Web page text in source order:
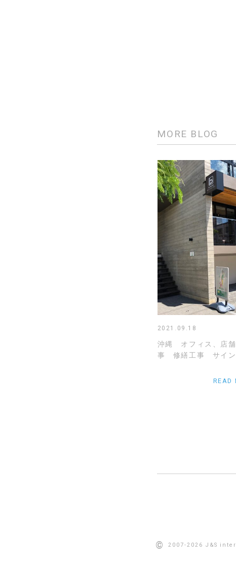
MORE BLOG
2021.09.18
沖縄 オフィス、店
事 修繕工事 サイン
READ
© 2007-2026 J&S